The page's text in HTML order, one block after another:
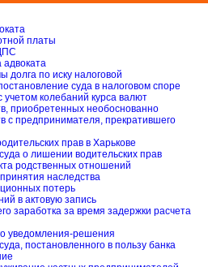
платы
адвоката
долга по иску налоговой
суда в налоговом споре
учетом колебаний курса валют
приобретенных необоснованно
с предпринимателя, прекратившего
прав в Харькове
о лишении водительских прав
родственных отношений
наследства
потерь
в актовую запись
заработка за время задержки расчета
уведомления-решения
постановленного в пользу банка